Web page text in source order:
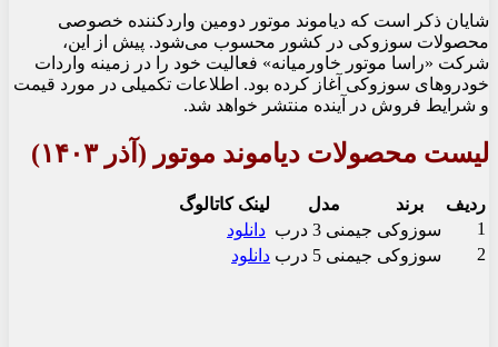
شایان ذکر است که دیاموند موتور دومین واردکننده خصوصی
محصولات سوزوکی در کشور محسوب می‌شود. پیش از این،
شرکت «راسا موتور خاورمیانه» فعالیت خود را در زمینه واردات
خودروهای سوزوکی آغاز کرده بود. اطلاعات تکمیلی در مورد قیمت
و شرایط فروش در آینده منتشر خواهد شد.
لیست محصولات دیاموند موتور (آذر ۱۴۰۳)
ردیف برند مدل
لینک کاتالوگ
1
سوزوکی جیمنی 3 درب
دانلود
2
سوزوکی جیمنی 5 درب دانلود